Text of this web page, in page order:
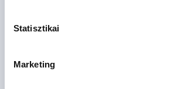
Statisztikai
Marketing Várható